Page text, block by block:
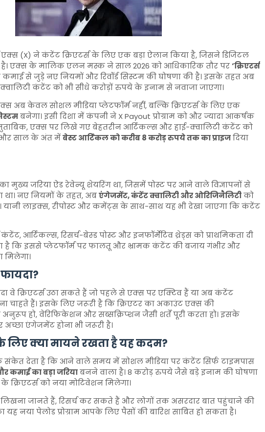
एक्स (X) ने कंटेंट क्रिएटर्स के लिए एक बड़ा ऐलान किया है, जिसने डिजिटल
एक्स के मालिक एलन मस्क ने साल 2026 को आधिकारिक तौर पर‘क्रिएटर्स
से जुड़े नए नियमों और रिवॉर्ड सिस्टम की घोषणा की है। इसके तहत अब
क्वालिटी कंटेंट को भी सीधे करोड़ों रुपये के इनाम से नवाजा जाएगा।
अब केवल सोशल मीडिया प्लेटफॉर्म नहीं, बल्कि क्रिएटर्स के लिए एक
बनेगा। इसी दिशा में कंपनी ने X Payout प्रोग्राम को और ज्यादा आकर्षक
एक्स पर लिखे गए बेहतरीन आर्टिकल्स और हाई-क्वालिटी कंटेंट को
और साल के अंत मेंबेस्ट आर्टिकल को करीब 8 करोड़ रुपये तक का प्राइजदिया
जरिया ऐड रेवेन्यू शेयरिंग था, जिसमें पोस्ट पर आने वाले विज्ञापनों से
था। नए नियमों के तहत, अबएंगेजमेंट, कंटेंट क्वालिटी और ओरिजिनैलिटीको
यानी लाइक्स, रीपोस्ट और कमेंट्स के साथ-साथ यह भी देखा जाएगा कि कंटेंट
आर्टिकल्स, रिसर्च-बेस्ड पोस्ट और इनफॉर्मेटिव थ्रेड्स को प्राथमिकता दी
है कि इससे प्लेटफॉर्म पर फालतू और भ्रामक कंटेंट की बजाय गंभीर और
मिलेगा।
वे क्रिएटर्स उठा सकते हैं जो पहले से एक्स पर एक्टिव हैं या अब कंटेंट
चाहते हैं। इसके लिए जरूरी है कि क्रिएटर का अकाउंट एक्स की
हो, वेरिफिकेशन और सब्सक्रिप्शन जैसी शर्तें पूरी करता हो। इसके
एंगेजमेंट होना भी जरूरी है।
के लिए क्या मायने रखता है यह कदम?
देता है कि आने वाले समय में सोशल मीडिया पर कंटेंट सिर्फ टाइमपास
कमाई का बड़ा जरियाबनने वाला है। 8 करोड़ रुपये जैसे बड़े इनाम की घोषणा
क्रिएटर्स को नया मोटिवेशन मिलेगा।
जानते हैं, रिसर्च कर सकते हैं और लोगों तक असरदार बात पहुंचाने की
यह नया पेलोड प्रोग्राम आपके लिए पैसों की बारिश साबित हो सकता है।